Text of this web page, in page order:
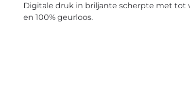
Digitale druk in briljante scherpte met tot
en 100% geurloos.